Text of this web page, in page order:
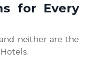
for Every
neither are the